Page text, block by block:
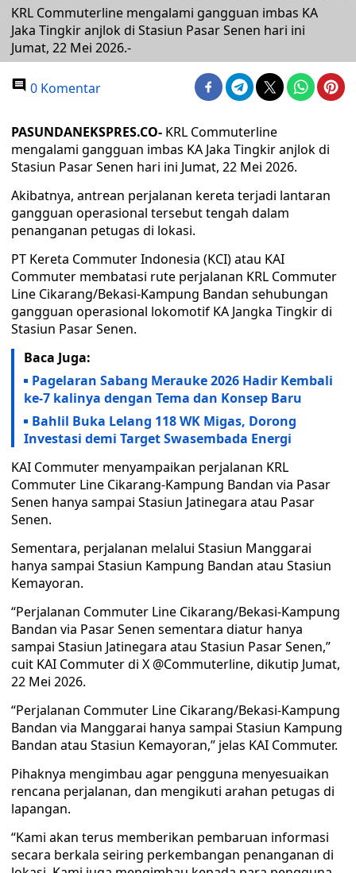
KRL Commuterline mengalami gangguan imbas KA
Jaka Tingkir anjlok di Stasiun Pasar Senen hari ini
Jumat, 22 Mei 2026.-
0 Komentar
PASUNDANEKSPRES.CO- KRL Commuterline
mengalami gangguan imbas KA Jaka Tingkir anjlok di
Stasiun Pasar Senen hari ini Jumat, 22 Mei 2026.
Akibatnya, antrean perjalanan kereta terjadi lantaran
gangguan operasional tersebut tengah dalam
penanganan petugas di lokasi.
PT Kereta Commuter Indonesia (KCI) atau KAI
Commuter membatasi rute perjalanan KRL Commuter
Line Cikarang/Bekasi-Kampung Bandan sehubungan
gangguan operasional lokomotif KA Jangka Tingkir di
Stasiun Pasar Senen.
Baca Juga:
Pagelaran Sabang Merauke 2026 Hadir Kembali
ke-7 kalinya dengan Tema dan Konsep Baru
Bahlil Buka Lelang 118 WK Migas, Dorong
Investasi demi Target Swasembada Energi
KAI Commuter menyampaikan perjalanan KRL
Commuter Line Cikarang-Kampung Bandan via Pasar
Senen hanya sampai Stasiun Jatinegara atau Pasar
Senen.
Sementara, perjalanan melalui Stasiun Manggarai
hanya sampai Stasiun Kampung Bandan atau Stasiun
Kemayoran.
“Perjalanan Commuter Line Cikarang/Bekasi-Kampung
Bandan via Pasar Senen sementara diatur hanya
sampai Stasiun Jatinegara atau Stasiun Pasar Senen,”
cuit KAI Commuter di X @Commuterline, dikutip Jumat,
22 Mei 2026.
“Perjalanan Commuter Line Cikarang/Bekasi-Kampung
Bandan via Manggarai hanya sampai Stasiun Kampung
Bandan atau Stasiun Kemayoran,” jelas KAI Commuter.
Pihaknya mengimbau agar pengguna menyesuaikan
rencana perjalanan, dan mengikuti arahan petugas di
lapangan.
“Kami akan terus memberikan pembaruan informasi
secara berkala seiring perkembangan penanganan di